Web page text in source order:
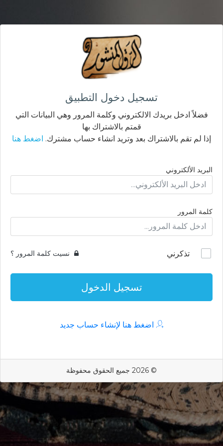
تسجيل دخول التطبيق
فضلاً ادخل بريدك الالكتروني وكلمة المرور وهي البيانات التي
قمتم بالاشتراك بها
إذا لم تقم بالاشتراك بعد وتريد انشاء حساب مشترك. اضغط هنا
البريد الألكتروني
كلمة المرور
تذكرني نسيت كلمة المرور ؟
تسجيل الدخول
اضغط هنا لإنشاء حساب جديد
© 2026 جميع الحقوق محفوظة